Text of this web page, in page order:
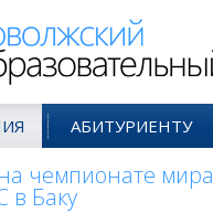
АБИТУРИЕНТУ
чемпионате
в Баку